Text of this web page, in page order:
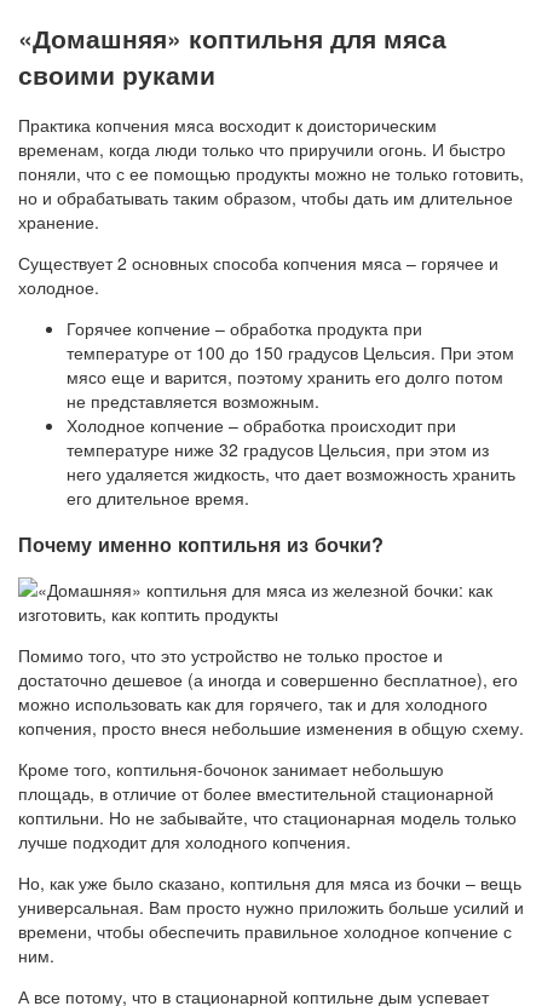
«Домашняя» коптильня для мяса
своими руками
Практика копчения мяса восходит к доисторическим
временам, когда люди только что приручили огонь. И быстро
поняли, что с ее помощью продукты можно не только готовить,
но и обрабатывать таким образом, чтобы дать им длительное
хранение.
Существует 2 основных способа копчения мяса – горячее и
холодное.
Горячее копчение – обработка продукта при
температуре от 100 до 150 градусов Цельсия. При этом
мясо еще и варится, поэтому хранить его долго потом
не представляется возможным.
Холодное копчение – обработка происходит при
температуре ниже 32 градусов Цельсия, при этом из
него удаляется жидкость, что дает возможность хранить
его длительное время.
Почему именно коптильня из бочки?
Помимо того, что это устройство не только простое и
достаточно дешевое (а иногда и совершенно бесплатное), его
можно использовать как для горячего, так и для холодного
копчения, просто внеся небольшие изменения в общую схему.
Кроме того, коптильня-бочонок занимает небольшую
площадь, в отличие от более вместительной стационарной
коптильни. Но не забывайте, что стационарная модель только
лучше подходит для холодного копчения.
Но, как уже было сказано, коптильня для мяса из бочки – вещь
универсальная. Вам просто нужно приложить больше усилий и
времени, чтобы обеспечить правильное холодное копчение с
ним.
А все потому, что в стационарной коптильне дым успевает